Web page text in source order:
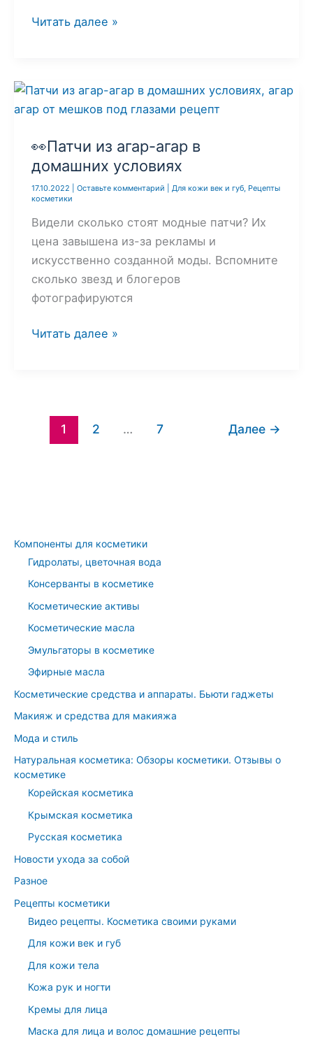
Компоненты для косметики
Гидролаты, цветочная вода
Консерванты в косметике
Косметические активы
Косметические масла
Эмульгаторы в косметике
Эфирные масла
Косметические средства и аппараты. Бьюти гаджеты
Макияж и средства для макияжа
Мода и стиль
Натуральная косметика: Обзоры косметики. Отзывы о
косметике
Корейская косметика
Крымская косметика
Русская косметика
Новости ухода за собой
Разное
Рецепты косметики
Видео рецепты. Косметика своими руками
Для кожи век и губ
Для кожи тела
Кожа рук и ногти
Кремы для лица
Маска для лица и волос домашние рецепты
Сыворотка
своими
руками
Читать далее »
👀Патчи из агар-агар в
домашних условиях
17.10.2022 Оставьте комментарий Для кожи век и губ, Рецепты
косметики
Видели сколько стоят модные патчи? Их
цена завышена из-за рекламы и
искусственно созданной моды. Вспомните
сколько звезд и блогеров
фотографируются
👀
домашних
Читать далее »
1 2 … 7 Далее →